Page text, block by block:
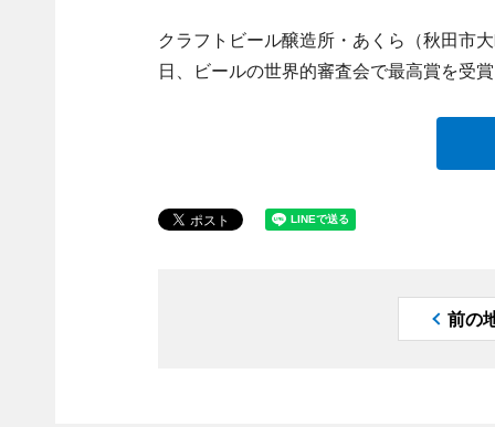
クラフトビール醸造所・あくら（秋田市
日、ビールの世界的審査会で最高賞を受
前の